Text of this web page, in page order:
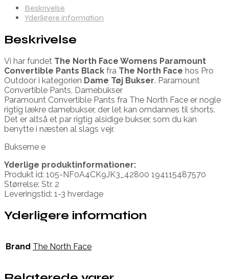
Beskrivelse
Yderligere information
Beskrivelse
Vi har fundet The North Face Womens Paramount
Convertible Pants Black fra The North Face hos Pro
Outdoor i kategorien Dame Tøj Bukser. Paramount
Convertible Pants, Damebukser
Paramount Convertible Pants fra The North Face er nogle
rigtig lækre damebukser, der let kan omdannes til shorts.
Det er altså et par rigtig alsidige bukser, som du kan
benytte i næsten al slags vejr.
Bukserne e
Yderlige produktinformationer:
Produkt id: 105-NF0A4CK9JK3_42800 194115487570
Størrelse: Str. 2
Leveringstid: 1-3 hverdage
Yderligere information
Brand The North Face